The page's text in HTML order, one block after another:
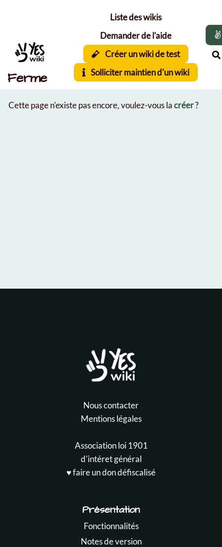
Ferme
Liste des wikis
Demander de l'aide
Créer un wiki de test
Solliciter maintien d'un wiki
Cette page n'existe pas encore, voulez-vous lacréer?
Nous contacter
Mentions légales
Association loi 1901
d'intéret général
♥️ faire un don défiscalisé
Présentation
Fonctionnalités
Notes de version